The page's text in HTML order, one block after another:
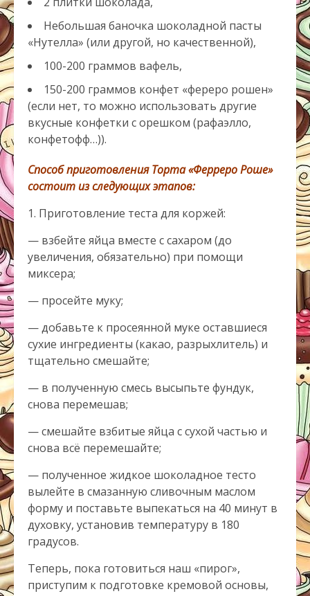
Небольшая баночка шоколадной пасты
«Нутелла» (или другой, но качественной),
100-200 граммов вафель,
150-200 граммов конфет «фереро рошен»
(если нет, то можно использовать другие
вкусные конфетки с орешком (рафаэлло,
конфетофф…)).
Способ приготовления Торта «Ферреро Роше»
состоит из следующих этапов:
1. Приготовление теста для коржей:
— взбейте яйца вместе с сахаром (до
увеличения, обязательно) при помощи
миксера;
— просейте муку;
— добавьте к просеянной муке оставшиеся
сухие ингредиенты (какао, разрыхлитель) и
тщательно смешайте;
— в полученную смесь высыпьте фундук,
снова перемешав;
— смешайте взбитые яйца с сухой частью и
снова всё перемешайте;
— полученное жидкое шоколадное тесто
вылейте в смазанную сливочным маслом
форму и поставьте выпекаться на 40 минут в
духовку, установив температуру в 180
градусов.
Теперь, пока готовиться наш «пирог»,
приступим к подготовке кремовой основы,